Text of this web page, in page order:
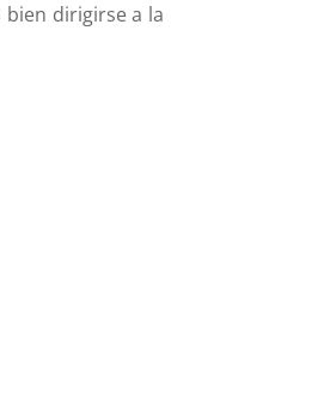
bien dirigirse a la